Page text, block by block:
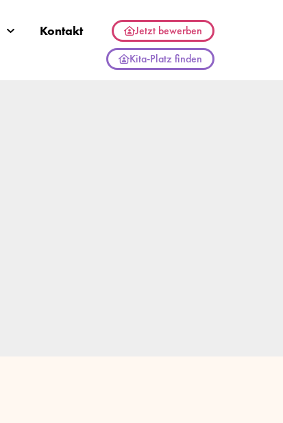
Kontakt
Jetzt bewerben
Kita-Platz finden